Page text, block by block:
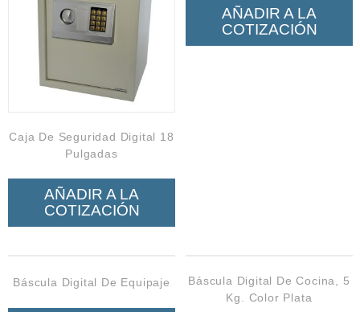
Caja De Seguridad Digital 18
Pulgadas
AÑADIR A LA
COTIZACIÓN
AÑADIR A LA
COTIZACIÓN
Báscula Digital De Equipaje
Báscula Digital De Cocina, 5
Kg. Color Plata